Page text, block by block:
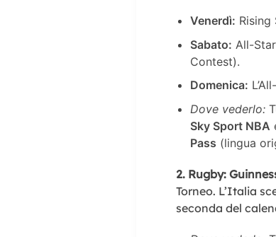
Venerdì:
Sabato: All-
Contest).
Domenica:
Dove vederlo:
Sky Sport NBA
Pass (lingua
2. Rugby:
Torneo. L’Italia
seconda del